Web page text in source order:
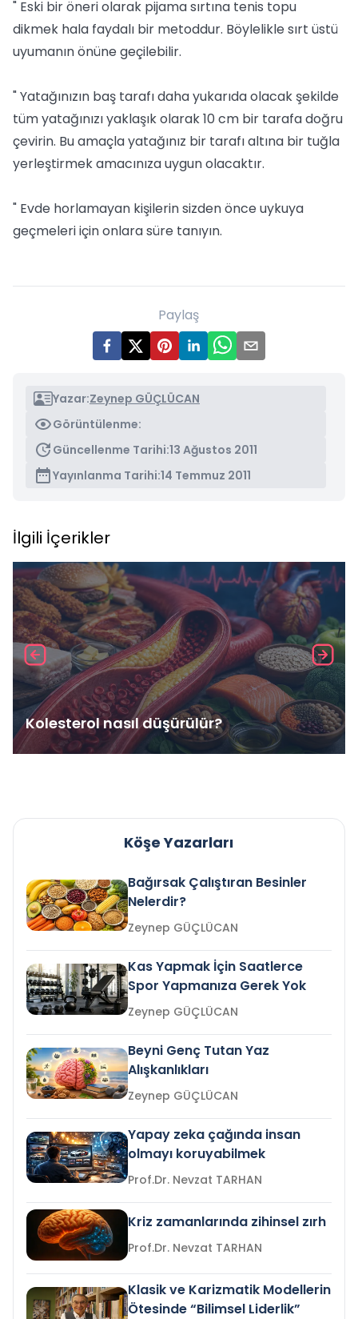
" Eski bir öneri olarak pijama sırtına tenis topu
dikmek hala faydalı bir metoddur. Böylelikle sırt üstü
uyumanın önüne geçilebilir.
" Yatağınızın baş tarafı daha yukarıda olacak şekilde
tüm yatağınızı yaklaşık olarak 10 cm bir tarafa doğru
çevirin. Bu amaçla yatağınız bir tarafı altına bir tuğla
yerleştirmek amacınıza uygun olacaktır.
" Evde horlamayan kişilerin sizden önce uykuya
geçmeleri için onlara süre tanıyın.
Paylaş
Yazar:Zeynep GÜÇLÜCAN
Görüntülenme:
Güncellenme Tarihi:13 Ağustos 2011
Yayınlanma Tarihi:14 Temmuz 2011
İlgili İçerikler
Kolesterol nasıl düşürülür?
Köşe Yazarları
Bağırsak Çalıştıran Besinler
Nelerdir?
Zeynep GÜÇLÜCAN
Kas Yapmak İçin Saatlerce
Spor Yapmanıza Gerek Yok
Zeynep GÜÇLÜCAN
Beyni Genç Tutan Yaz
Alışkanlıkları
Zeynep GÜÇLÜCAN
Yapay zeka çağında insan
olmayı koruyabilmek
Prof.Dr. Nevzat TARHAN
Kriz zamanlarında zihinsel zırh
Prof.Dr. Nevzat TARHAN
Klasik ve Karizmatik Modellerin
Ötesinde “Bilimsel Liderlik”